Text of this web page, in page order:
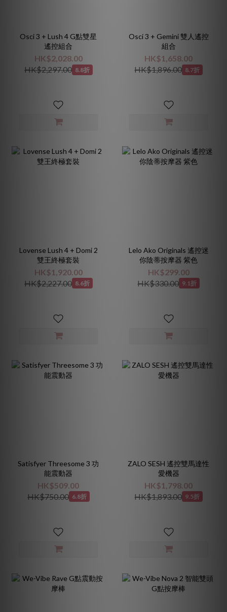
Osci 3 + Lush 4 G點雙星
遙控組合
HK$2,028.00
HK$2,297.00 8.8折
Osci 3 + Gemini 雙人遙控
組合
HK$1,658.00
HK$1,896.00 8.7折
Lovense Lush 4 + Domi 2
雙王終極套裝
HK$1,920.00
HK$2,227.00 8.6折
Lelo Ako Originals 遙控迷
你陰蒂按摩器 紫色
HK$299.00
HK$330.00 9.1折
Satisfyer Threesome 3 功
能震動器
HK$509.00
HK$750.00 6.8折
ZALO SESH 遙控雙馬達性
愛機器
HK$1,798.00
HK$1,893.00 9.5折